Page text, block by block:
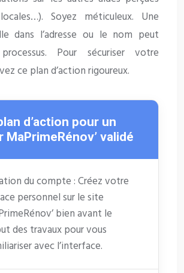
Soyez méticuleux. Une
dans l’adresse ou le nom peut
Pour sécuriser votre
ce plan d’action rigoureux.
d’action pour un
MaPrimeRénov’ validé
du compte : Créez votre
personnel sur le site
bien avant le
des travaux pour vous
avec l’interface.